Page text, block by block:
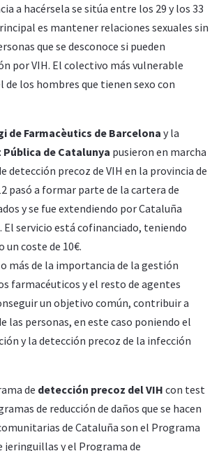
a hacérsela se sitúa entre los 29 y los 33
es mantener relaciones sexuales sin
que se desconoce si pueden
por VIH. El colectivo más vulnerable
de los hombres que tienen sexo con
de Farmacèutics de Barcelona y la
Pública de Catalunya pusieron en marcha
detección precoz de VIH en la provincia de
pasó a formar parte de la cartera de
y se fue extendiendo por Cataluña
servicio está cofinanciado, teniendo
un coste de 10€.
más de la importancia de la gestión
farmacéuticos y el resto de agentes
un objetivo común, contribuir a
las personas, en este caso poniendo el
y la detección precoz de la infección
de detección precoz del VIH con test
de reducción de daños que se hacen
de Cataluña son el Programa
jeringuillas y el Programa de